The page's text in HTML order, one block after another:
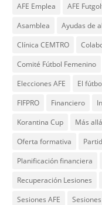
AFE Emplea AFE
Asamblea
Ayudas de
Clínica CEMTRO
Comité Fútbol Femenino
Elecciones AFE
El
FIFPRO
Financiero
Korantina Cup
Más
Oferta formativa
Planificación financiera
Recuperación Lesiones
Sesiones AFE